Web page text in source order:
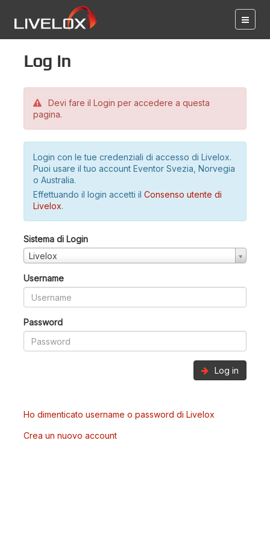
Log in
Devi fare il Login per accedere a questa
pagina.
Login con le tue credenziali di accesso di Livelox.
Puoi usare il tuo account Eventor Svezia, Norvegia
o Australia.
Effettuando il login accetti il Consenso utente di
Livelox.
Sistema di Login
Livelox
Username
Password
Log in
Ho dimenticato username o password di Livelox
Crea un nuovo account